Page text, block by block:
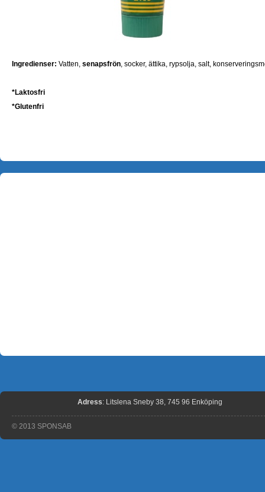
Ingredienser: Vatten, senapsfrön, socker, ättika, rypsolja, salt,
*Laktosfri
*Glutenfri
Adress: Litslena Sneby 38, 745 96 Enköping
© 2013 SPONSAB